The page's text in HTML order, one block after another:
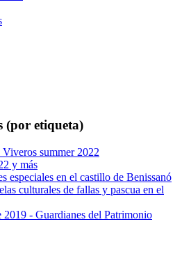
(por etiqueta)
Viveros summer 2022
y más
especiales en el castillo de Benissanó
culturales de fallas y pascua en el
2019 - Guardianes del Patrimonio